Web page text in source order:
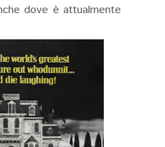
dove è attualmente